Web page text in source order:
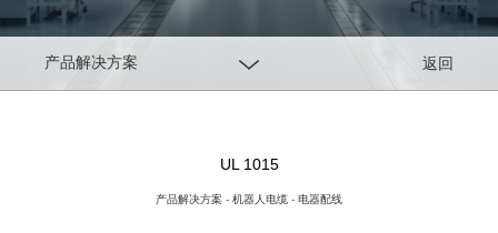
产品解决方案 返回
UL 1015
产品解决方案 - 机器人电缆 - 电器配线